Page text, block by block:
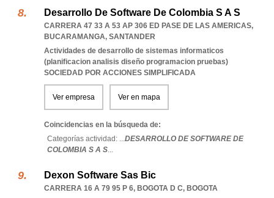
Desarrollo De Software De Colombia S A S
CARRERA 47 33 A 53 AP 306 ED PASE DE LAS AMERICAS,
BUCARAMANGA, SANTANDER
Actividades de desarrollo de sistemas informaticos
(planificacion analisis diseño programacion pruebas)
SOCIEDAD POR ACCIONES SIMPLIFICADA
Ver empresa Ver en mapa
Coincidencias en la búsqueda de:
Categorías actividad: ...DESARROLLO DE SOFTWARE DE
COLOMBIA S A S...
Dexon Software Sas Bic
CARRERA 16 A 79 95 P 6, BOGOTA D C, BOGOTA